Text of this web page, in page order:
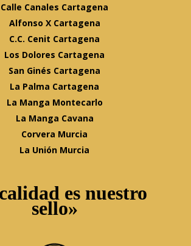
Calle Canales Cartagena
Alfonso X Cartagena
C.C. Cenit Cartagena
Los Dolores Cartagena
San Ginés Cartagena
La Palma Cartagena
La Manga Montecarlo
La Manga Cavana
Corvera Murcia
La Unión Murcia
es nuestro
sello»